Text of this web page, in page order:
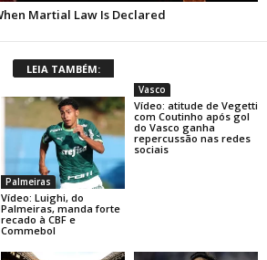
LEIA TAMBÉM:
Palmeiras
Vídeo: Luighi, do
Palmeiras, manda forte
recado à CBF e
Commebol
Vasco
Vídeo: atitude de Vegetti
com Coutinho após gol
do Vasco ganha
repercussão nas redes
sociais